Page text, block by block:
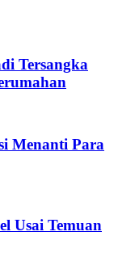
Tersangka
Menanti Para
Usai Temuan